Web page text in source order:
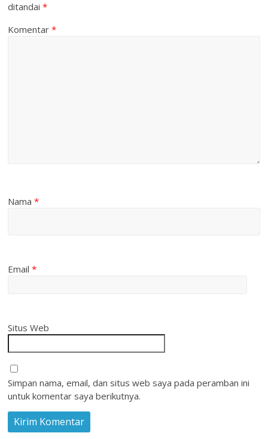
ditandai*
Komentar*
Nama*
Email*
Situs Web
Simpan nama, email, dan situs web saya pada peramban ini
untuk komentar saya berikutnya.